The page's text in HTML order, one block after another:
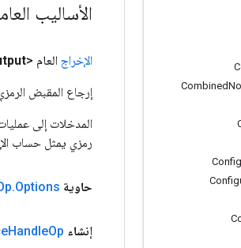
Combined
الأساليب
الإخراج العام <Object>
إرجاع المقبض
رمزي يمثل حساب
حاوية .Options
إنشاء HandleOp